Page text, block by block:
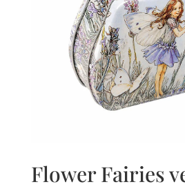
Flower Fairies